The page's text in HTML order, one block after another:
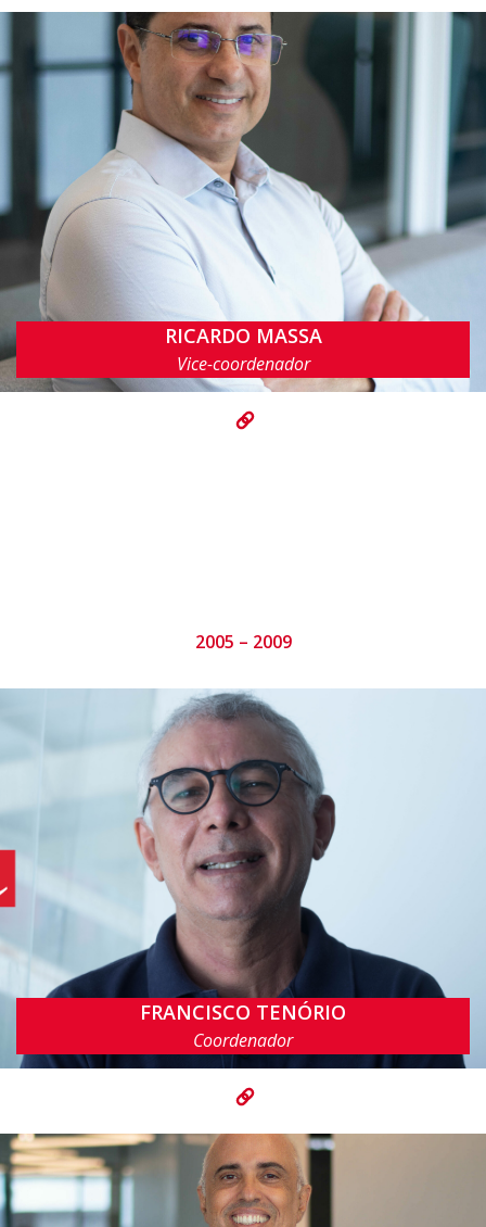
RICARDO MASSA
Vice-coordenador
rmfl@cin.ufpe.br
2005 – 2009
FRANCISCO TENÓRIO
Coordenador
fatc@cin.ufpe.br